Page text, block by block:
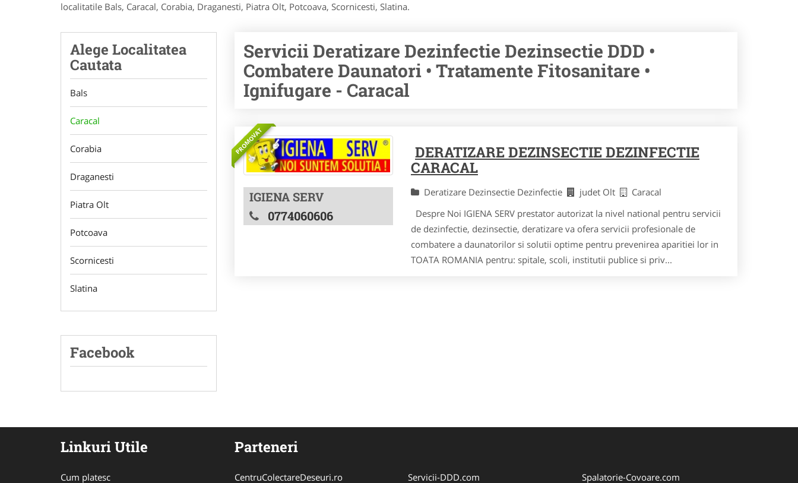
localitatile Bals, Caracal, Corabia, Draganesti, Piatra Olt, Potcoava, Scornicesti, Slatina.
Alege Localitatea
Cautata
Bals
Caracal
Corabia
Draganesti
Piatra Olt
Potcoava
Scornicesti
Slatina
Facebook
Servicii Deratizare Dezinfectie Dezinsectie DDD •
Combatere Daunatori • Tratamente Fitosanitare •
Ignifugare - Caracal
PROMOVAT
IGIENA SERV
0774060606
DERATIZARE DEZINSECTIE DEZINFECTIE
CARACAL
Deratizare Dezinsectie Dezinfectie judet Olt
Caracal
Despre Noi IGIENA SERV prestator autorizat la nivel national pentru servicii
de dezinfectie, dezinsectie, deratizare va ofera servicii profesionale de
combatere a daunatorilor si solutii optime pentru prevenirea aparitiei lor in
TOATA ROMANIA pentru: spitale, scoli, institutii publice si priv...
Linkuri Utile
Cum platesc
Parteneri
CentruColectareDeseuri.ro Servicii-DDD.com Spalatorie-Covoare.com